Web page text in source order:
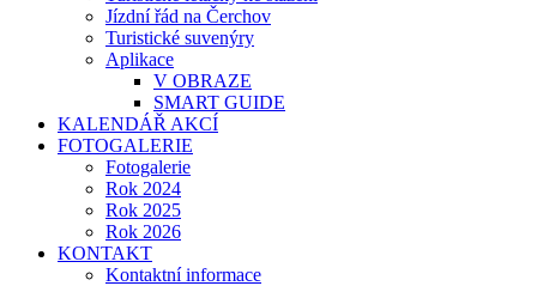
Jízdní řád na Čerchov
Turistické suvenýry
Aplikace
V OBRAZE
SMART GUIDE
KALENDÁŘ AKCÍ
FOTOGALERIE
Fotogalerie
Rok 2024
Rok 2025
Rok 2026
KONTAKT
Kontaktní informace